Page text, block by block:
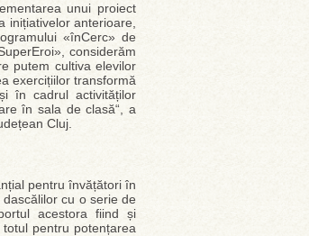
unui proiect
inițiativelor anterioare,
«înCerc» de
considerăm
putem cultiva elevilor
exercițiilor transformă
în cadrul activităților
în sala de clasă“, a
Cluj.
pentru învățători în
cu o serie de
acestora fiind și
pentru potențarea